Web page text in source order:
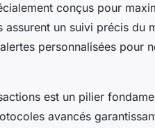
conçus pour
assurent un suivi précis du
personnalisées pour
est un pilier
avancés